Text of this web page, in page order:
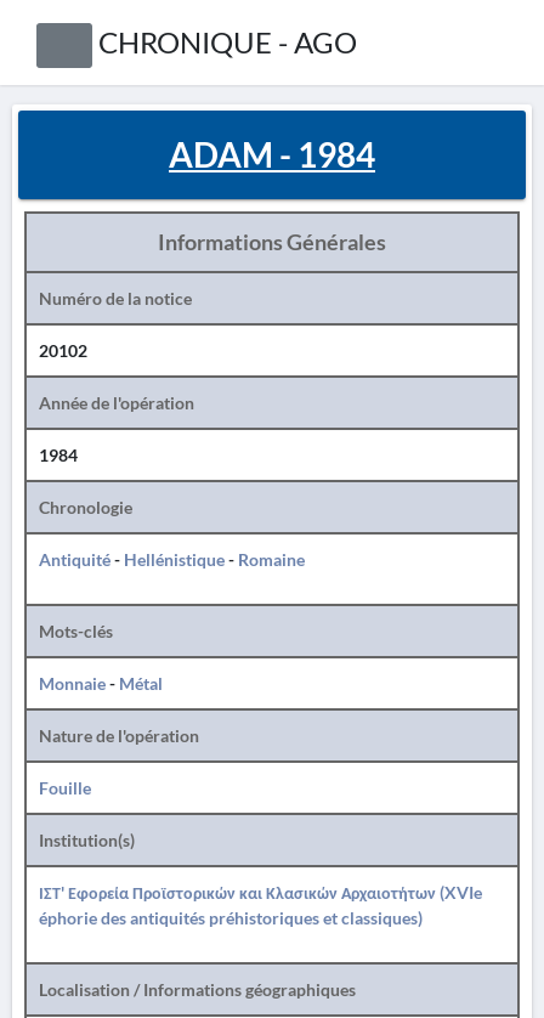
CHRONIQUE - AGO
ADAM - 1984
Informations Générales
Numéro de la notice
20102
Année de l'opération
1984
Chronologie
Antiquité- Hellénistique- Romaine
Mots-clés
Monnaie- Métal
Nature de l'opération
Fouille
Institution(s)
ΙΣΤ' Εφορεία Προϊστορικών και Κλασικών Αρχαιοτήτων (XVIe
éphorie des antiquités préhistoriques et classiques)
Localisation / Informations géographiques